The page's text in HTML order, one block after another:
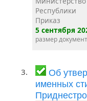
Республики
Приказ
5 сентября
размер
3.
Об
именных